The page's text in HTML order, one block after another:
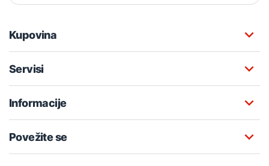
Kupovina
Servisi
Informacije
Povežite se